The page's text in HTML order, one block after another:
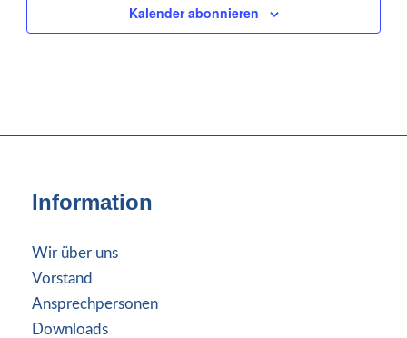
Kalender abonnieren
Information
Wir über uns
Vorstand
Ansprechpersonen
Downloads